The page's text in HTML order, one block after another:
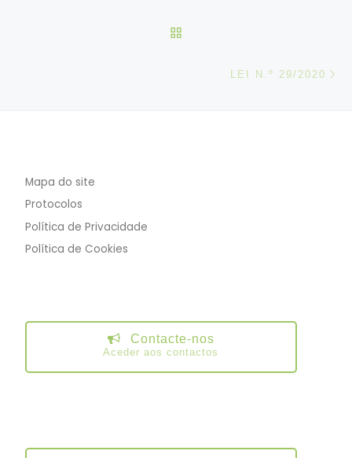
LEI N.º 29/2020
Mapa do site
Protocolos
Política de Privacidade
Política de Cookies
Contacte-nos
Aceder aos contactos